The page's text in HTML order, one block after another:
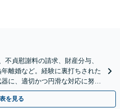
不貞慰謝料の請求、財産分与、
離婚など。経験に裏打ちされた
に、適切かつ円滑な対応に努め
相談可】
を見る